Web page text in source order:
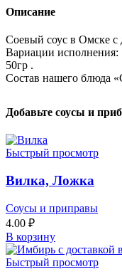
Описание
Соевый соус в Омске с
Вариации исполнения:
50гр .
Состав нашего блюда
Добавьте соусы и
Быстрый просмотр
Вилка, Ложка
Соусы и приправы
4.00 ₽
В корзину
Быстрый просмотр